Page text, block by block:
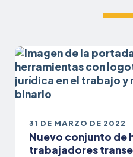
31 DE MARZO DE 2022
Nuevo conjunto de
trabajadores